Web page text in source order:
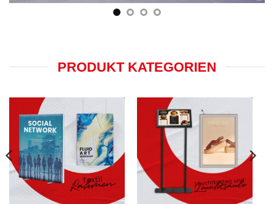
PRODUKT KATEGORIEN